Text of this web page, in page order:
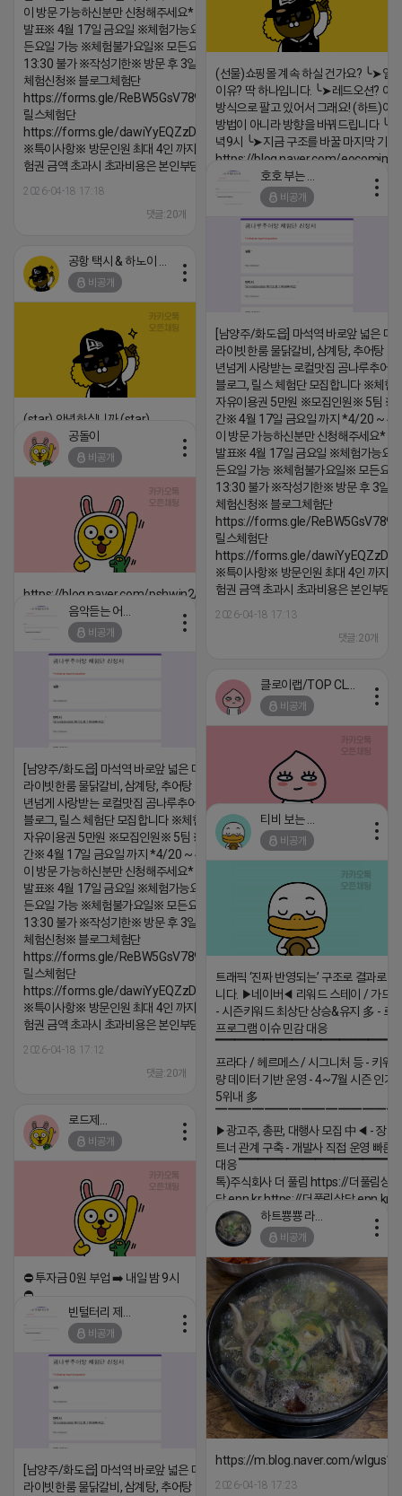
이 방문 가능하신분만 신청해주세요* ※체험단
발표※ 4월 17일 금요일 ※체험가능요일※ 모
든요일 가능 ※체험불가요일※ 모든요일 12 ~
13:30 불가 ※작성기한※ 방문 후 3일 이내 ※
체험신청※ 블로그체험단
https://forms.gle/ReBW5GsV789ur2Pz6
릴스체험단
https://forms.gle/dawiYyEQZzDdqf8W8
※특이사항※ 방문인원 최대 4인 까지 가능 체
험권 금액 초과시 초과비용은 본인부담입니다.
2026-04-18 17:18
댓글:20개
(선물)쇼핑몰 계속 하실 건가요? ╰➤열
이유? 딱 하나입니다. ╰➤레드오션? 아
방식으로 팔고 있어서 그래요! (하트)이
방법이 아니라 방향을 바꿔드립니다
녁9시 ╰➤지금 구조를 바꿀 마지막 기회
https://blog.naver.com/eocomim/
2026-04-18 17:15
비공개
[남양주/화도읍] 마석역 바로앞 넓은 매
라이빗한룸 물닭갈비, 삼계탕, 추어탕 맛
년넘게 사랑받는 로컬맛집 곰나루추어
블로그, 릴스 체험단 모집합니다 ※체험
자유이용권 5만원 ※모집인원※ 5팀 ※
간※ 4월 17일 금요일 까지 *4/20 ~ 4/
이 방문 가능하신분만 신청해주세요* ※
발표※ 4월 17일 금요일 ※체험가능요
든요일 가능 ※체험불가요일※ 모든요
13:30 불가 ※작성기한※ 방문 후 3일
체험신청※ 블로그체험단
https://forms.gle/
릴스체험단
https://forms.gle/
※특이사항※ 방문인원 최대 4인 까지
험권 금액 초과시 초과비용은 본인부담
2026-04-18 17:13
댓글:20개
비공개
(star) 안녕하십니까 (star)
2026-04-18 17:12
공돌이
비공개
https://blog.naver.com/pshwin2/224023970047
2026-04-18 17:12
비공개
[남양주/화도읍] 마석역 바로앞 넓은 매장과, 프
라이빗한룸 물닭갈비, 삼계탕, 추어탕 맛집 10
년넘게 사랑받는 로컬맛집 곰나루추어탕에서
블로그, 릴스 체험단 모집합니다 ※체험메뉴※
자유이용권 5만원 ※모집인원※ 5팀 ※모집기
간※ 4월 17일 금요일 까지 *4/20 ~ 4/26 사
이 방문 가능하신분만 신청해주세요* ※체험단
발표※ 4월 17일 금요일 ※체험가능요일※ 모
든요일 가능 ※체험불가요일※ 모든요일 12 ~
13:30 불가 ※작성기한※ 방문 후 3일 이내 ※
체험신청※ 블로그체험단
https://forms.gle/ReBW5GsV789ur2Pz6
릴스체험단
https://forms.gle/dawiYyEQZzDdqf8W8
※특이사항※ 방문인원 최대 4인 까지 가능 체
험권 금액 초과시 초과비용은 본인부담입니다.
2026-04-18 17:12
댓글:20개
비공개
2026-04-18 17:05
비공개
트래픽 ‘진짜 반영되는’ 구조로 결과로
니다. ▶네이버◀ 리워드 스테이 / 가드 /
- 시즌키워드 최상단 상승&유지 多 - 로
프로그램 이슈 민감 대응
▔▔▔▔▔▔▔▔▔▔▔▔▔▔▔▔▔▔ ▶
프라다 / 헤르메스 / 시그니처 등 - 키워
량 데이터 기반 운영 - 4~7월 시즌 인기
5위내 多
▶광고주, 총판, 대행사 모집 中◀ - 장기
트너 관계 구축 - 개발사 직접 운영 빠른
대응
톡)주식회사 더 풀림 https://더풀림상
담.enn.kr https://더풀림상담.enn.kr
2026-04-18 17:26
비공개
⛔️ 투자금 0원 부업 ➡️ 내일 밤 9시
⛔️
2026-04-18 17:23
하트뿅뿅 라이언
비공개
https://m.blog.naver.com/
2026-04-18 17:23
비공개
[남양주/화도읍] 마석역 바로앞 넓은 매장과, 프
라이빗한룸 물닭갈비, 삼계탕, 추어탕 맛집 10